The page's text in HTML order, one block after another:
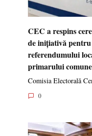
CEC a respins
de inițiativă
referendumului
primarului
Comisia Electorală
0